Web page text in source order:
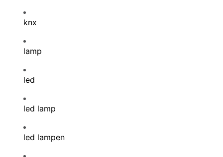
knx
lamp
led
led lamp
led lampen